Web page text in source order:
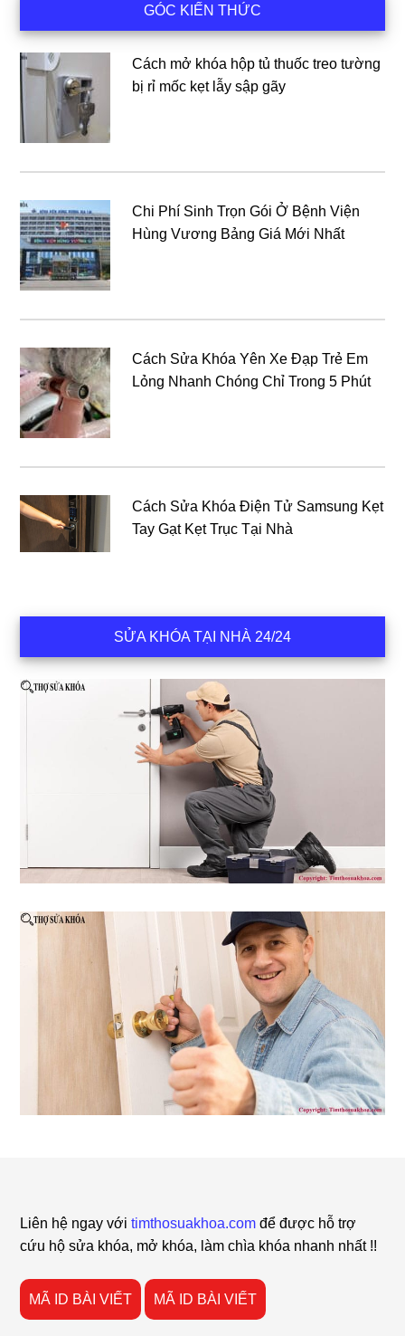
chính
GÓC KIẾN THỨC
Cách mở khóa hộp tủ thuốc treo tường
bị rỉ mốc kẹt lẫy sập gãy
Chi Phí Sinh Trọn Gói Ở Bệnh Viện
Hùng Vương Bảng Giá Mới Nhất
Cách Sửa Khóa Yên Xe Đạp Trẻ Em
Lỏng Nhanh Chóng Chỉ Trong 5 Phút
Cách Sửa Khóa Điện Tử Samsung Kẹt
Tay Gạt Kẹt Trục Tại Nhà
SỬA KHÓA TẠI NHÀ 24/24
Liên hệ ngay vớitimthosuakhoa.com để được hỗ trợ
cứu hộ sửa khóa, mở khóa, làm chìa khóa nhanh nhất !!
MÃ ID BÀI VIẾT MÃ ID BÀI VIẾT